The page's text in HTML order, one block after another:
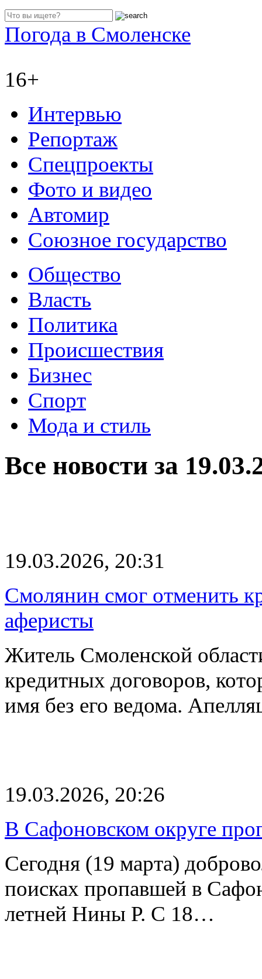
Погода в Смоленске
16+
Интервью
Репортаж
Спецпроекты
Фото и видео
Автомир
Союзное государство
Общество
Власть
Политика
Происшествия
Бизнес
Спорт
Мода и стиль
Все новости за
19.03.2026, 20:31
Смолянин смог отменить
аферисты
Житель Смоленской
кредитных договоров,
имя без его ведома.
19.03.2026, 20:26
В Сафоновском округе
Сегодня (19 марта)
поисках пропавшей в
летней Нины Р. С 18…